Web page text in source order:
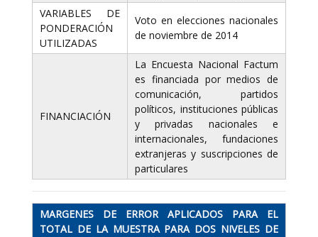
VARIABLES DE
PONDERACIÓN
UTILIZADAS
Voto en elecciones nacionales
de noviembre de 2014
FINANCIACIÓN
La Encuesta Nacional Factum
es financiada por medios de
comunicación, partidos
políticos, instituciones públicas
y privadas nacionales e
internacionales, fundaciones
extranjeras y suscripciones de
particulares
MARGENES DE ERROR APLICADOS PARA EL
TOTAL DE LA MUESTRA PARA DOS NIVELES DE